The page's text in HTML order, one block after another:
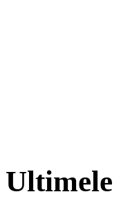
Ultimele